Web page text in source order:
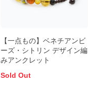
【一点もの】ベネチアンビ
ーズ・シトリン デザイン編
みアンクレット
Sold Out